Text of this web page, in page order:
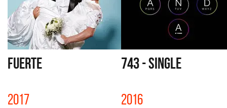
FUERTE
2017
743 - SINGLE
2016